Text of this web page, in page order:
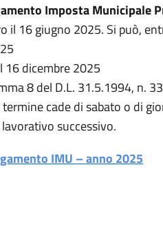
Imposta Municipale
il 16 giugno 2025. Si può,
16 dicembre 2025
8 del D.L. 31.5.1994, n.
cade di sabato o di
successivo.
IMU – anno 2025